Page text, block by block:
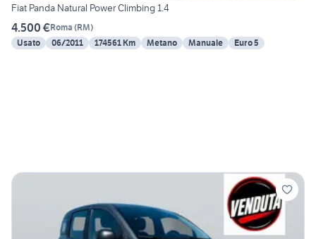
Fiat Panda Natural Power Climbing 1.4
4.500 €Roma (RM)
Usato
06/2011 174561 Km Metano Manuale Euro 5